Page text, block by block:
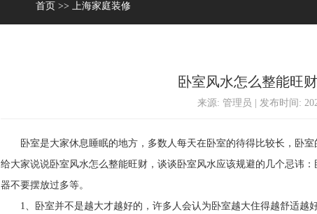
首页 >> 上海家庭装修
卧室风水怎么整能旺
来源: 管理员 | 发布时间:
卧室是大家休息睡眠的地方，多数人每天在卧室的待得比较长，卧室
给大家说说卧室风水怎么整能旺财，谈谈卧室风水应该规避的几个忌讳
器不要摆放过多等。
1、卧室并不是越大才越好的，许多人会认为卧室越大住得越舒适越